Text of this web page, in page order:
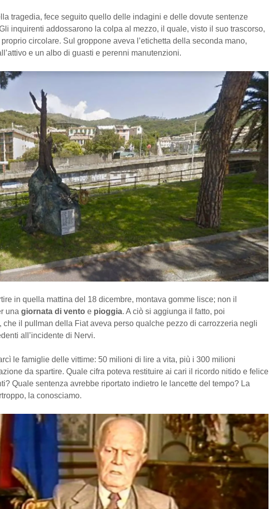
tragedia, fece seguito quello delle indagini e delle dovute sentenze
inquirenti addossarono la colpa al mezzo, il quale, visto il suo trascorso,
circolare. Sul groppone aveva l’etichetta della seconda mano,
e un albo di guasti e perenni manutenzioni.
in quella mattina del 18 dicembre, montava gomme lisce; non il
una giornata di vento e pioggia. A ciò si aggiunga il fatto, poi
che il pullman della Fiat aveva perso qualche pezzo di carrozzeria negli
all’incidente di Nervi.
le famiglie delle vittime: 50 milioni di lire a vita, più i 300 milioni
da spartire. Quale cifra poteva restituire ai cari il ricordo nitido e felice
Quale sentenza avrebbe riportato indietro le lancette del tempo? La
la conosciamo.